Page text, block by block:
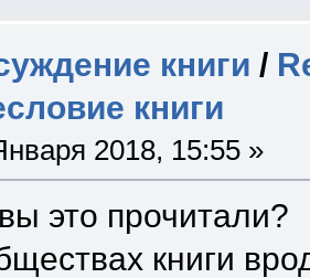
книги /
книги
2018, 15:55 »
это прочитали?
книги